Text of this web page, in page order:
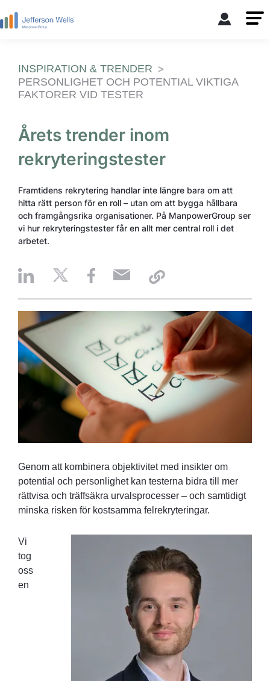
INSPIRATION & TRENDER
PERSONLIGHET OCH POTENTIAL VIKTIGA
FAKTORER VID TESTER
Årets trender inom
rekryteringstester
Framtidens rekrytering handlar inte längre bara om att
hitta rätt person för en roll – utan om att bygga hållbara
och framgångsrika organisationer. På ManpowerGroup ser
vi hur rekryteringstester får en allt mer central roll i det
arbetet.
Genom att kombinera objektivitet med insikter om
potential och personlighet kan testerna bidra till mer
rättvisa och träffsäkra urvalsprocesser – och samtidigt
minska risken för kostsamma felrekryteringar.
Vi
tog
oss
en